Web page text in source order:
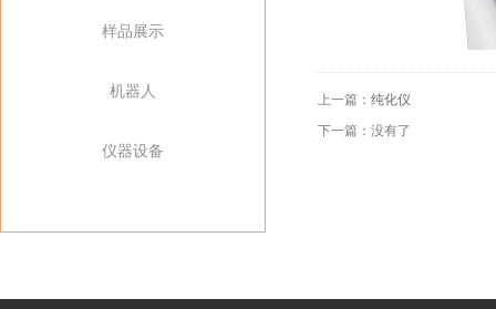
样品展示
机器人
仪器设备
上一篇： 纯化仪
下一篇：没有了